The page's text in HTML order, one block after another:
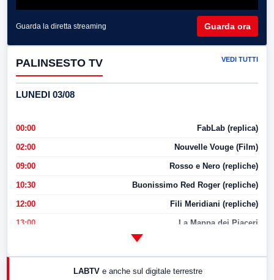
Guarda la diretta streaming Guarda ora
PALINSESTO TV VEDI TUTTI
LUNEDI 03/08
00:00 FabLab (replica)
02:00 Nouvelle Vouge (Film)
09:00 Rosso e Nero (repliche)
10:30 Buonissimo Red Roger (repliche)
12:00 Fili Meridiani (repliche)
13:00 La Mappa dei Piaceri
17:00 LabNews (replica)
LABTV e anche sul digitale terrestre